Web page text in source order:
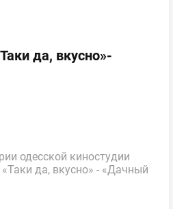
да, вкусно»-
одесской киностудии
да, вкусно» - «Дачный